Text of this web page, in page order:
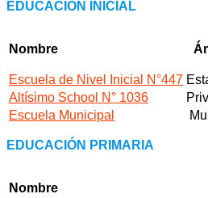
EDUCACIÓN INICIAL
Nombre
Escuela de Nivel Inicial N°447
Altísimo School N° 1036
Escuela Municipal
EDUCACIÓN PRIMARIA
Nombre